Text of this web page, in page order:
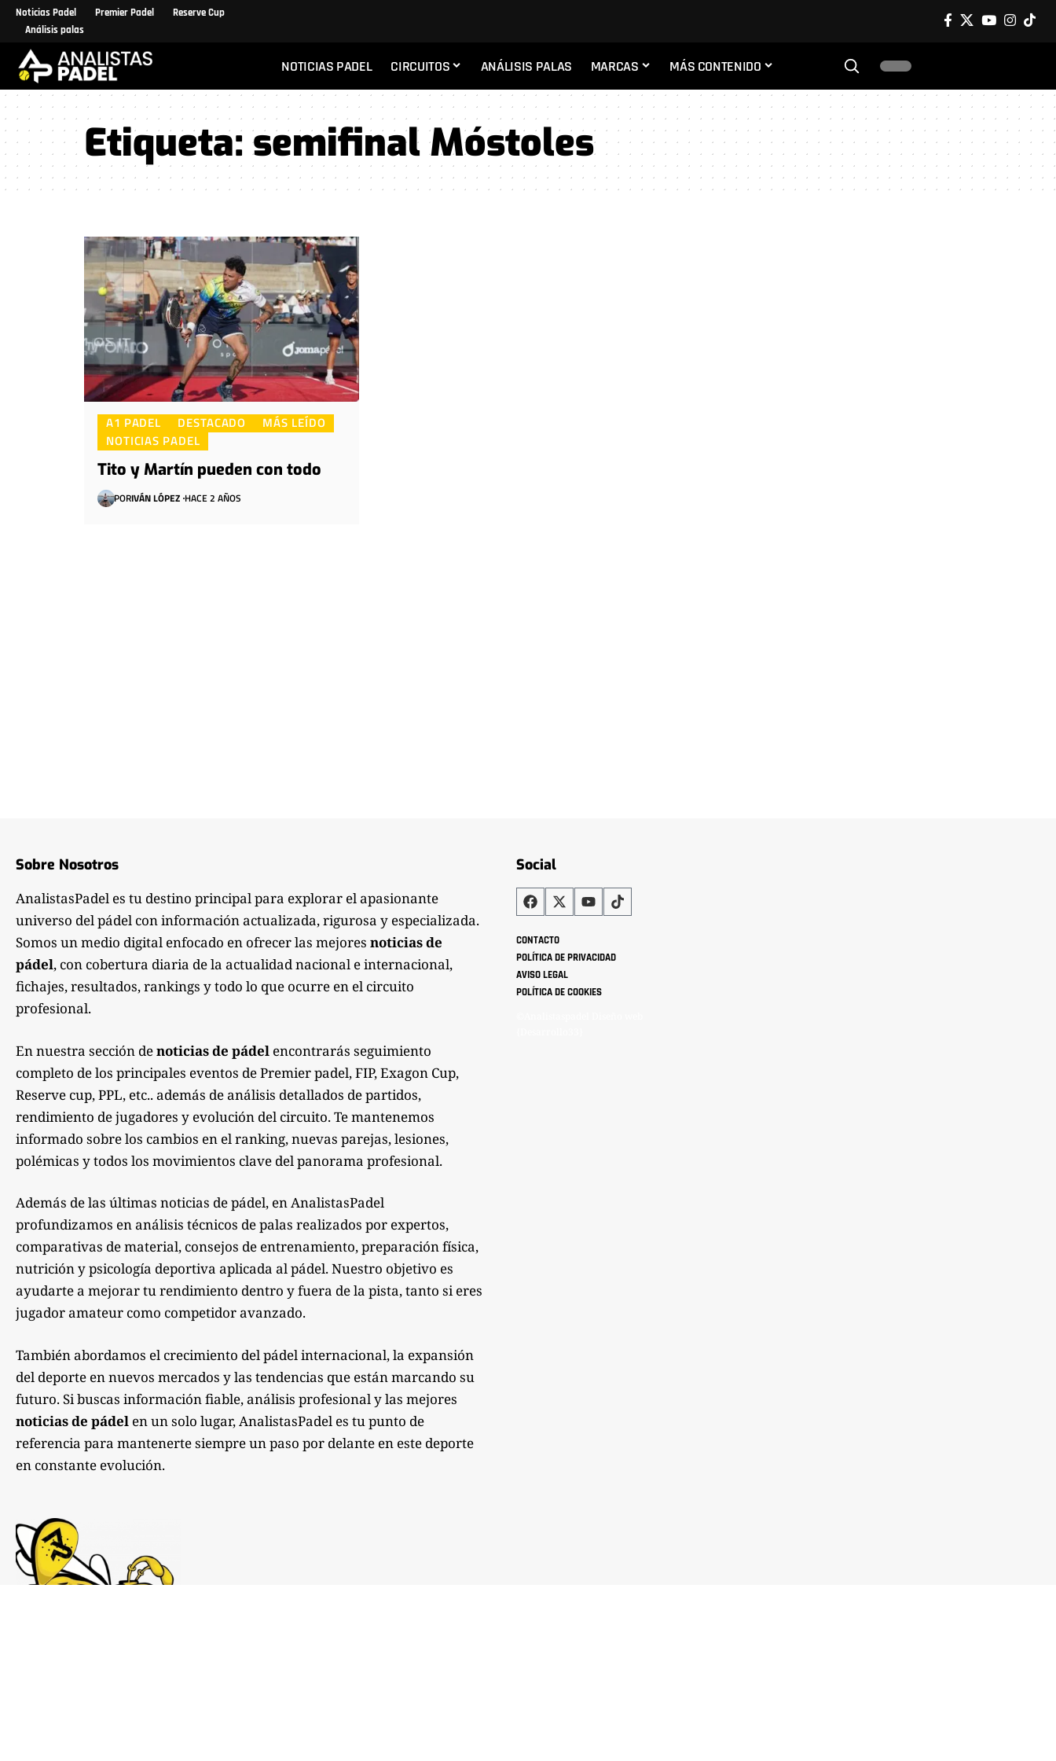
Noticias Padel Premier Padel
Reserve Cup
Análisis palas
NOTICIAS PADEL CIRCUITOS ANÁLISIS PALAS MARCAS MÁS CONTENIDO
Etiqueta:semifinal Móstoles
A1 PADEL DESTACADO
MÁS LEÍDO
NOTICIAS PADEL
Tito y Martín pueden con todo
PORIVÁN LÓPEZ HACE 2 AÑOS
Sobre Nosotros
AnalistasPadel es tu destino principal para explorar el apasionante
universo del pádel con información actualizada, rigurosa y especializada.
Somos un medio digital enfocado en ofrecer las mejores noticias de
pádel, con cobertura diaria de la actualidad nacional e internacional,
fichajes, resultados, rankings y todo lo que ocurre en el circuito
profesional.
En nuestra sección denoticias de pádel encontrarás seguimiento
completo de los principales eventos de Premier padel, FIP, Exagon Cup,
Reserve cup, PPL, etc.. además de análisis detallados de partidos,
rendimiento de jugadores y evolución del circuito. Te mantenemos
informado sobre los cambios en el ranking, nuevas parejas, lesiones,
polémicas y todos los movimientos clave del panorama profesional.
Además de las últimas noticias de pádel, en AnalistasPadel
profundizamos en análisis técnicos de palas realizados por expertos,
comparativas de material, consejos de entrenamiento, preparación física,
nutrición y psicología deportiva aplicada al pádel. Nuestro objetivo es
ayudarte a mejorar tu rendimiento dentro y fuera de la pista, tanto si eres
jugador amateur como competidor avanzado.
También abordamos el crecimiento del pádel internacional, la expansión
del deporte en nuevos mercados y las tendencias que están marcando su
futuro. Si buscas información fiable, análisis profesional y las mejores
noticias de pádel en un solo lugar, AnalistasPadel es tu punto de
referencia para mantenerte siempre un paso por delante en este deporte
en constante evolución.
Social
CONTACTO
POLÍTICA DE PRIVACIDAD
AVISO LEGAL
POLÍTICA DE COOKIES